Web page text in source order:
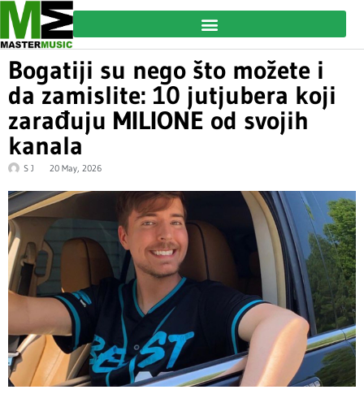
Bogatiji su nego što možete i
da zamislite: 10 jutjubera koji
zarađuju MILIONE od svojih
kanala
S J 20 May, 2026